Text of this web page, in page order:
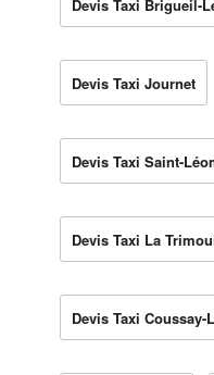
Devis Taxi Brigueil-
Devis Taxi Journet
Devis Taxi Saint-
Devis Taxi La
Devis Taxi Coussay-